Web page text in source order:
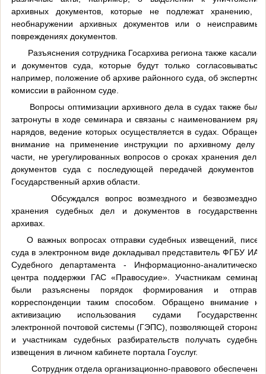
архивных документов, которые не подлежат хранению, о
необнаружении архивных документов или о неисправимых
повреждениях документов.
Разъяснения сотрудника Госархива региона также касались
и документов суда, которые будут только согласовываться,
например, положение об архиве районного суда, об экспертной
комиссии в районном суде.
Вопросы оптимизации архивного дела в судах также были
затронуты в ходе семинара и связаны с наименованием ряда
нарядов, ведение которых осуществляется в судах. Обращено
внимание на применение инструкции по архивному делу в
части, не урегулированных вопросов о сроках хранения дел и
документов суда с последующей передачей документов в
Государственный архив области.
Обсуждался вопрос возмездного и безвозмездного
хранения судебных дел и документов в государственных
архивах.
О важных вопросах отправки судебных извещений, писем
суда в электронном виде докладывал представитель ФГБУ ИАЦ
Судебного департамента - Информационно-аналитического
центра поддержки ГАС «Правосудие». Участникам семинара
были разъяснены порядок формирования и отправки
корреспонденции таким способом. Обращено внимание на
активизацию использования судами Государственной
электронной почтовой системы (ГЭПС), позволяющей сторонам
и участникам судебных разбирательств получать судебные
извещения в личном кабинете портала Гоуслуг.
Сотрудник отдела организационно-правового обеспечения